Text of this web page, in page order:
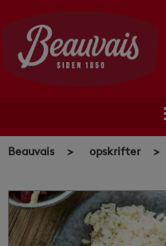
content
Beauvais > opskrifter